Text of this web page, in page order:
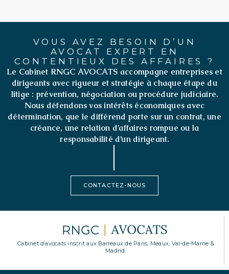
VOUS AVEZ BESOIN D’UN
AVOCAT EXPERT EN
CONTENTIEUX DES AFFAIRES ?
Le Cabinet RNGC AVOCATS accompagne entreprises et
dirigeants avec rigueur et stratégie à chaque étape du
litige : prévention, négociation ou procédure judiciaire.
Nous défendons vos intérêts économiques avec
détermination, que le différend porte sur un contrat, une
créance, une relation d’affaires rompue ou la
responsabilité d’un dirigeant.
CONTACTEZ-NOUS
Cabinet d’avocats inscrit aux Barreaux de Paris, Meaux, Val-de-Marne &
Madrid.